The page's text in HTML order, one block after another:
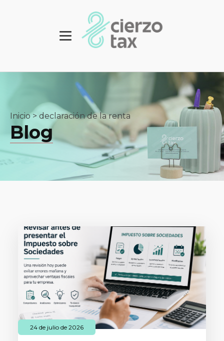
Inicio> declaración de la renta
Blog
24 de julio de 2026